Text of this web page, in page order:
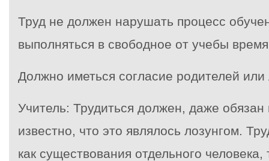
Труд не должен нарушать процесс
выполняться в свободное от учебы время
Должно иметься согласие родителей
Учитель: Трудиться должен, даже
известно, что это являлось лозунгом.
как существования отдельного